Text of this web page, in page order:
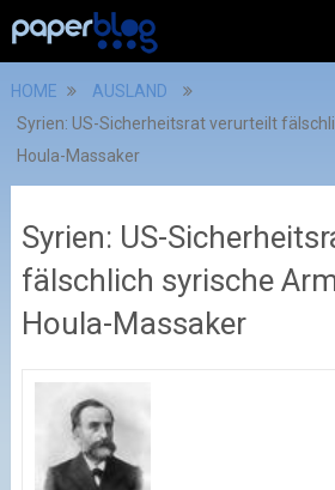
HOME
AUSLAND
Syrien: US-Sicherheitsrat verurteilt
Houla-Massaker
Syrien: US-
fälschlich syrische
Houla-Massaker